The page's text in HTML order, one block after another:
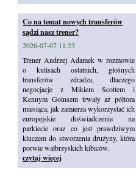
Co na temat nowych transferów
sądzi nasz trener?
2026-07-07 11:23
Trener Andrzej Adamek w rozmowie
o kulisach ostatnich, głośnych
transferów zdradza, dlaczego
negocjacje z Mikiem Scottem i
Kennym Goinsem trwały aż półtora
miesiąca, jak zamierza wykorzystać ich
europejskie doświadczenie na
parkiecie oraz co jest prawdziwym
kluczem do stworzenia drużyny, która
porwie wałbrzyskich kibiców.
czytaj więcej